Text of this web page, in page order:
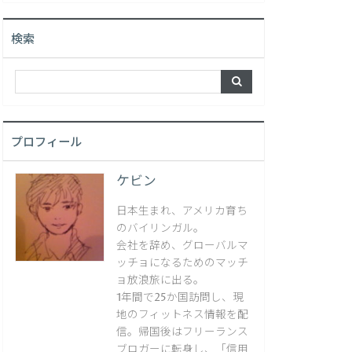
検索
プロフィール
ケビン
日本生まれ、アメリカ育ち
のバイリンガル。
会社を辞め、グローバルマ
ッチョになるためのマッチ
ョ放浪旅に出る。
1年間で25か国訪問し、現
地のフィットネス情報を配
信。帰国後はフリーランス